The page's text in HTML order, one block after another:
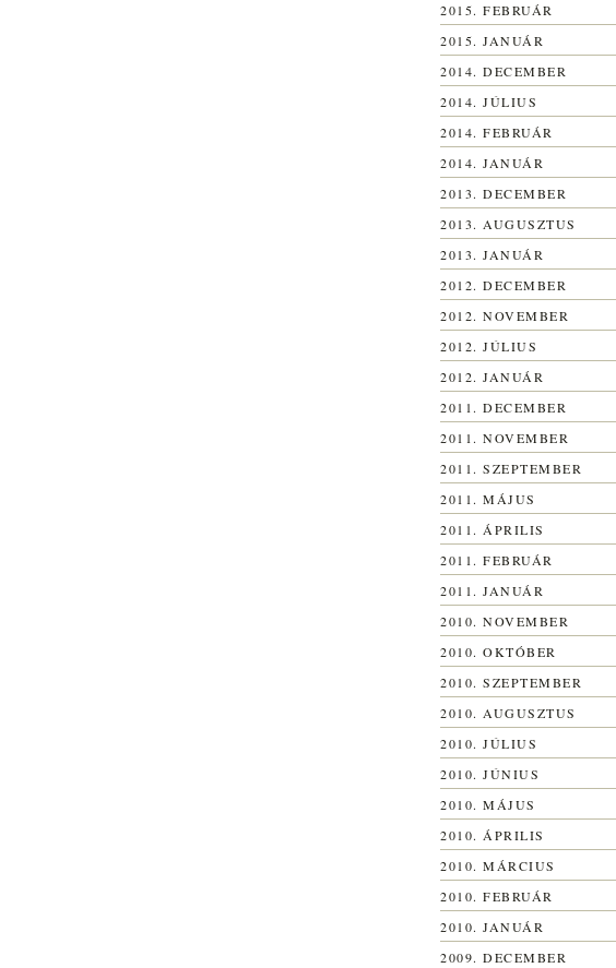
2015. FEBRUÁR
2015. JANUÁR
2014. DECEMBER
2014. JÚLIUS
2014. FEBRUÁR
2014. JANUÁR
2013. DECEMBER
2013. AUGUSZTUS
2013. JANUÁR
2012. DECEMBER
2012. NOVEMBER
2012. JÚLIUS
2012. JANUÁR
2011. DECEMBER
2011. NOVEMBER
2011. SZEPTEMBER
2011. MÁJUS
2011. ÁPRILIS
2011. FEBRUÁR
2011. JANUÁR
2010. NOVEMBER
2010. OKTÓBER
2010. SZEPTEMBER
2010. AUGUSZTUS
2010. JÚLIUS
2010. JÚNIUS
2010. MÁJUS
2010. ÁPRILIS
2010. MÁRCIUS
2010. FEBRUÁR
2010. JANUÁR
2009. DECEMBER